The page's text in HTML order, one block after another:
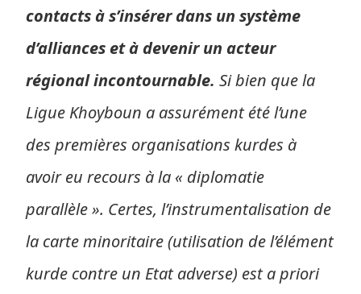
contacts à s’insérer dans un système
d’alliances et à devenir un acteur
régional incontournable. Si bien que la
Ligue Khoyboun a assurément été l’une
des premières organisations kurdes à
avoir eu recours à la « diplomatie
parallèle ». Certes, l’instrumentalisation de
la carte minoritaire (utilisation de l’élément
kurde contre un Etat adverse) est a priori